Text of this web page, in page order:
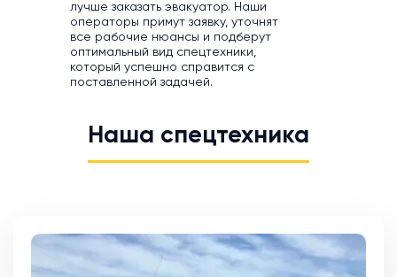
лучше заказать эвакуатор. Наши
операторы примут заявку, уточнят
все рабочие нюансы и подберут
оптимальный вид спецтехники,
который успешно справится с
поставленной задачей.
Наша спецтехника